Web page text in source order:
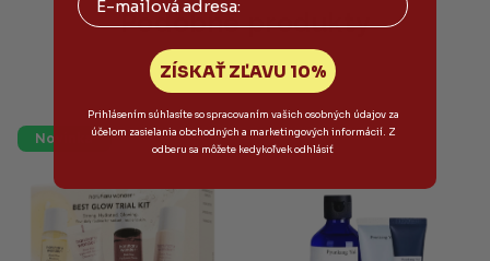
hviezdičiek.
Podobné produkty
Novinka
ZÍSKAŤ ZĽAVU 10%
Prihlásením súhlasíte so spracovaním vašich osobných údajov za
účelom zasielania obchodných a marketingových informácií. Z
odberu sa môžete kedykoľvek odhlásiť